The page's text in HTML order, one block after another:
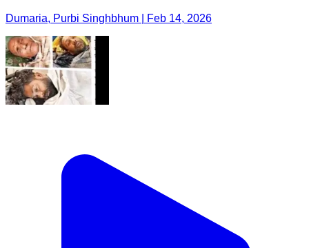
Dumaria, Purbi Singhbhum | Feb 14, 2026